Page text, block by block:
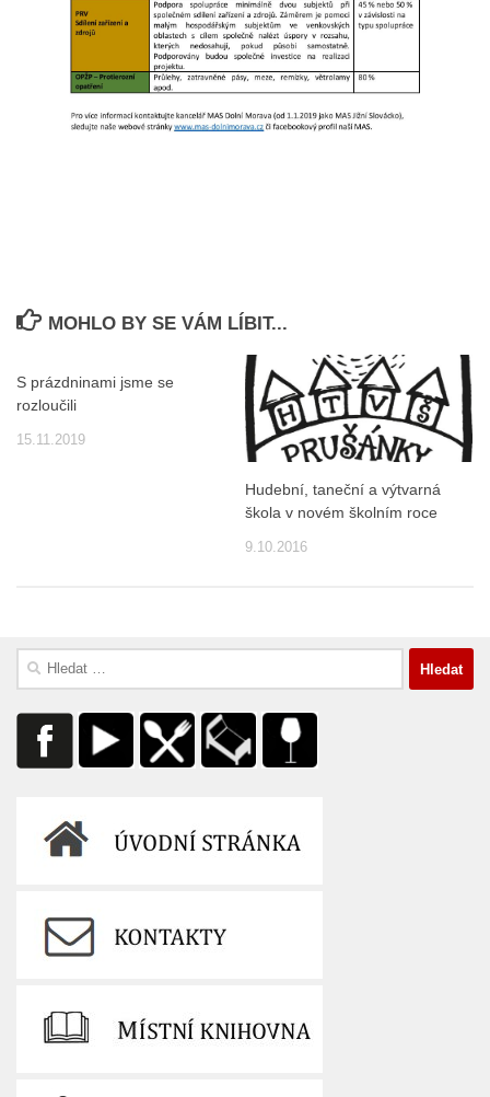
MOHLO BY SE VÁM LÍBIT...
S prázdninami jsme se
rozloučili
15.11.2019
Hudební, taneční a výtvarná
škola v novém školním roce
9.10.2016
Vyhledávání